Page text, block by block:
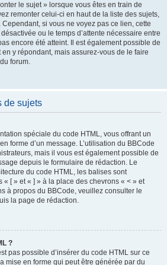
le sujet » lorsque vous êtes en train de
remonter celui-ci en haut de la liste des sujets,
si vous ne voyez pas ce lien, cette
ou le temps d’attente nécessaire entre
encore été atteint. Il est également possible de
y répondant, mais assurez-vous de le faire
forum.
de sujets
spéciale du code HTML, vous offrant un
forme d’un message. L’utilisation du BBCode
mais il vous est également possible de
depuis le formulaire de rédaction. Le
du code HTML, les balises sont
« [ » et « ] » à la place des chevrons « < » et
à propos du BBCode, veuillez consulter le
la page de rédaction.
?
pas possible d’insérer du code HTML sur ce
mise en forme qui peut être générée par du